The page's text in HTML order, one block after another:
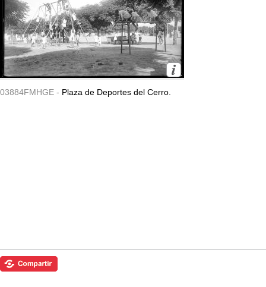
03884FMHGE - Plaza de Deportes del Cerro.